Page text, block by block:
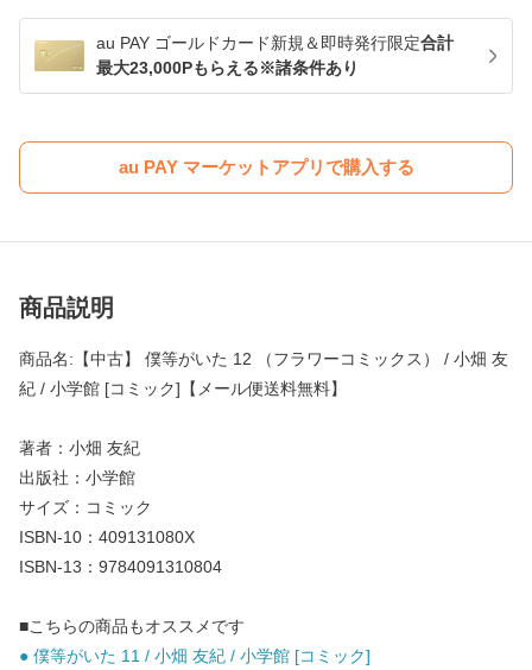
au PAY ゴールドカード新規＆即時発行限定合計
最大23,000Pもらえる※諸条件あり
au PAY マーケットアプリで購入する
商品説明
商品名:【中古】 僕等がいた 12 （フラワーコミックス） / 小畑 友
紀 / 小学館 [コミック]【メール便送料無料】
著者：小畑 友紀
出版社：小学館
サイズ：コミック
ISBN-10：409131080X
ISBN-13：9784091310804
■こちらの商品もオススメです
● 僕等がいた 11 / 小畑 友紀 / 小学館 [コミック]